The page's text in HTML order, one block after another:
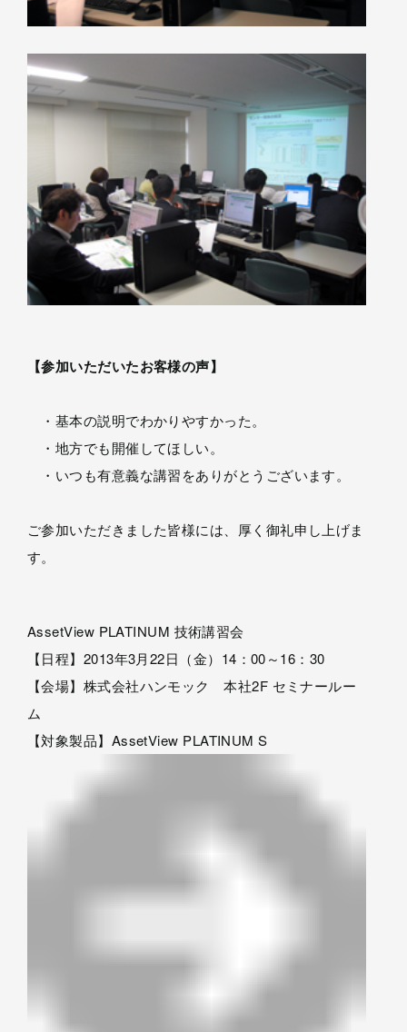
【参加いただいたお客様の声】
・基本の説明でわかりやすかった。
・地方でも開催してほしい。
・いつも有意義な講習をありがとうございます。
ご参加いただきました皆様には、厚く御礼申し上げま
す。
AssetView PLATINUM 技術講習会
【日程】2013年3月22日（金）14：00～16：30
【会場】株式会社ハンモック 本社2F セミナールー
ム
【対象製品】AssetView PLATINUM S